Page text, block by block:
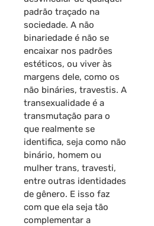
padrão traçado na
sociedade. A não
binariedade é não se
encaixar nos padrões
estéticos, ou viver às
margens dele, como os
não bináries, travestis. A
transexualidade é a
transmutação para o
que realmente se
identifica, seja como não
binário, homem ou
mulher trans, travesti,
entre outras identidades
de gênero. E isso faz
com que ela seja tão
complementar a